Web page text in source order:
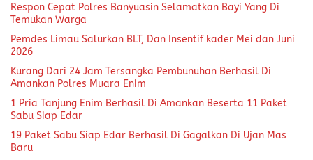
Respon Cepat Polres Banyuasin Selamatkan Bayi Yang Di
Temukan Warga
Pemdes Limau Salurkan BLT, Dan Insentif kader Mei dan Juni
2026
Kurang Dari 24 Jam Tersangka Pembunuhan Berhasil Di
Amankan Polres Muara Enim
1 Pria Tanjung Enim Berhasil Di Amankan Beserta 11 Paket
Sabu Siap Edar
19 Paket Sabu Siap Edar Berhasil Di Gagalkan Di Ujan Mas
Baru